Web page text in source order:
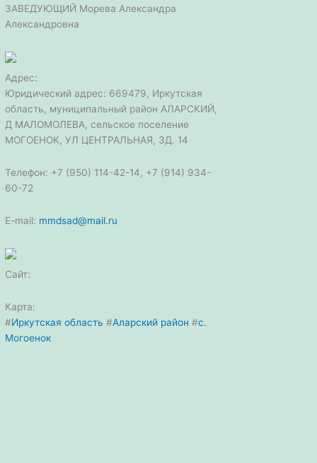
ЗАВЕДУЮЩИЙ Морева Александра
Александровна
Адрес:
Юридический адрес: 669479, Иркутская
область, муниципальный район АЛАРСКИЙ,
Д МАЛОМОЛЕВА, сельское поселение
МОГОЕНОК, УЛ ЦЕНТРАЛЬНАЯ, ЗД. 14
Телефон: +7 (950) 114-42-14, +7 (914) 934-
60-72
E-mail: mmdsad@mail.ru
Сайт:
Карта:
#Иркутская область #Аларский район #с.
Могоенок